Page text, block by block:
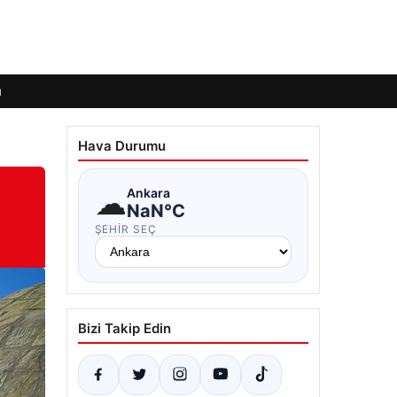
Hava Durumu
☁Ankara
NaN°C
ŞEHIR SEÇ
Bizi Takip Edin